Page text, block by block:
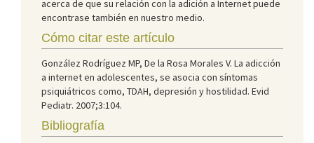
acerca de que su relación con la adición a Internet puede
encontrase también en nuestro medio.
Cómo citar este artículo
González Rodríguez MP, De la Rosa Morales V. La adicción
a internet en adolescentes, se asocia con síntomas
psiquiátricos como, TDAH, depresión y hostilidad. Evid
Pediatr. 2007;3:104.
Bibliografía